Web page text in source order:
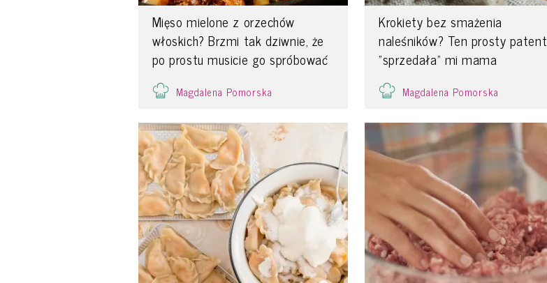
Mięso mielone z orzechów
włoskich? Brzmi tak dziwnie, że
po prostu musicie go spróbować
Magdalena Pomorska
Krokiety bez smażenia
naleśników? Ten prosty patent
"sprzedała" mi mama
Magdalena Pomorska